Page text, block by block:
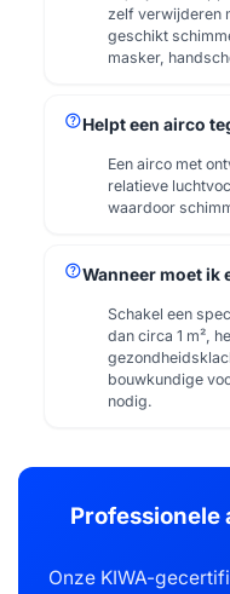
zelf verwijderen
geschikt
masker,
helpHelpt een airco
Een airco met
relatieve
waardoor
helpWanneer moet ik
Schakel een
dan circa 1 m²,
bouwkundige
nodig.
Professionele
Onze KIWA-